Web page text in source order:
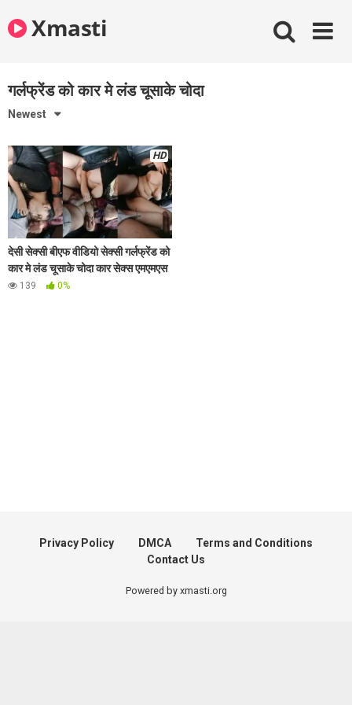
to
contentXmasti
गर्लफ्रेंड को कार मे लंड चूसाके चोदा
Newest
HD
देसी सेक्सी बीएफ वीडियो सेक्सी गर्लफ्रेंड को
कार मे लंड चूसाके चोदा कार सेक्स एमएमएस
139 0%
Privacy Policy DMCA
Terms and Conditions
Contact Us
Powered by xmasti.org